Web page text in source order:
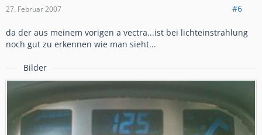
27. Februar 2007 #6
da der aus meinem vorigen a vectra...ist bei lichteinstrahlung
noch gut zu erkennen wie man sieht...
Bilder